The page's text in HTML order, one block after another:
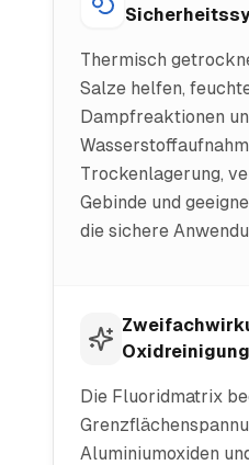
Thermisch
Salze helfen,
Dampfreaktionen
Trockenlagerung,
Gebinde und
die sichere
Oxidreinigung
Die Fluoridmatrix
Aluminiumoxiden